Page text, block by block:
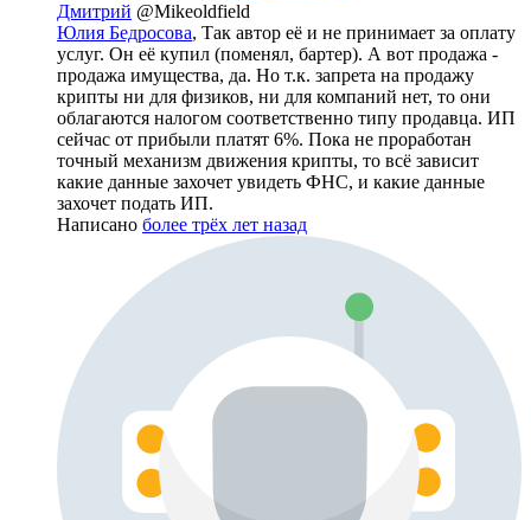
Дмитрий @Mikeoldfield
Юлия Бедросова, Так автор её и не принимает за оплату
услуг. Он её купил (поменял, бартер). А вот продажа -
продажа имущества, да. Но т.к. запрета на продажу
крипты ни для физиков, ни для компаний нет, то они
облагаются налогом соответственно типу продавца. ИП
сейчас от прибыли платят 6%. Пока не проработан
точный механизм движения крипты, то всё зависит
какие данные захочет увидеть ФНС, и какие данные
захочет подать ИП.
Написано более трёх лет назад